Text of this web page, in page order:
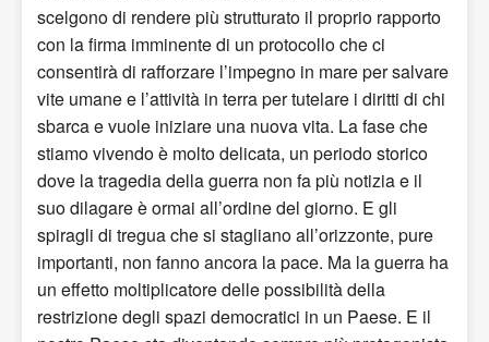
scelgono di rendere più strutturato il proprio rapporto
con la firma imminente di un protocollo che ci
consentirà di rafforzare l’impegno in mare per salvare
vite umane e l’attività in terra per tutelare i diritti di chi
sbarca e vuole iniziare una nuova vita. La fase che
stiamo vivendo è molto delicata, un periodo storico
dove la tragedia della guerra non fa più notizia e il
suo dilagare è ormai all’ordine del giorno. E gli
spiragli di tregua che si stagliano all’orizzonte, pure
importanti, non fanno ancora la pace. Ma la guerra ha
un effetto moltiplicatore delle possibilità della
restrizione degli spazi democratici in un Paese. E il